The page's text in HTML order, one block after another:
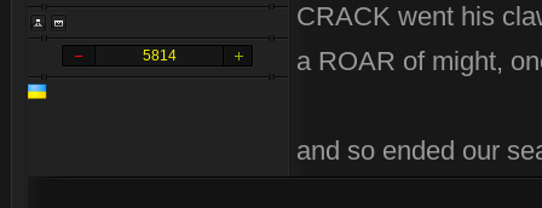
5814
CRACK went his
a ROAR of might,
and so ended our